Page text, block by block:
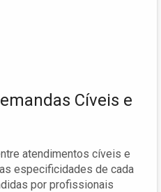
Cíveis e
atendimentos cíveis e
especificidades de cada
por profissionais